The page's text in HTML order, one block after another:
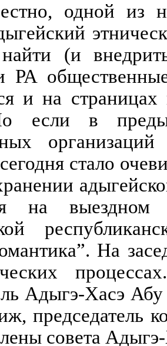
одной из
(и
РА
и на
если в
стало
на выездном
На
Адыгэ-Хасэ
председатель
совета